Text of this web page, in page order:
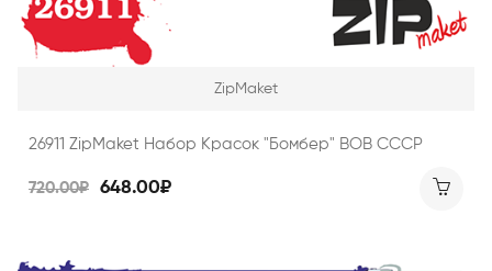
ZipMaket
26911 ZipMaket Набор Красок "Бомбер" ВОВ СССР
720.00₽ 648.00₽